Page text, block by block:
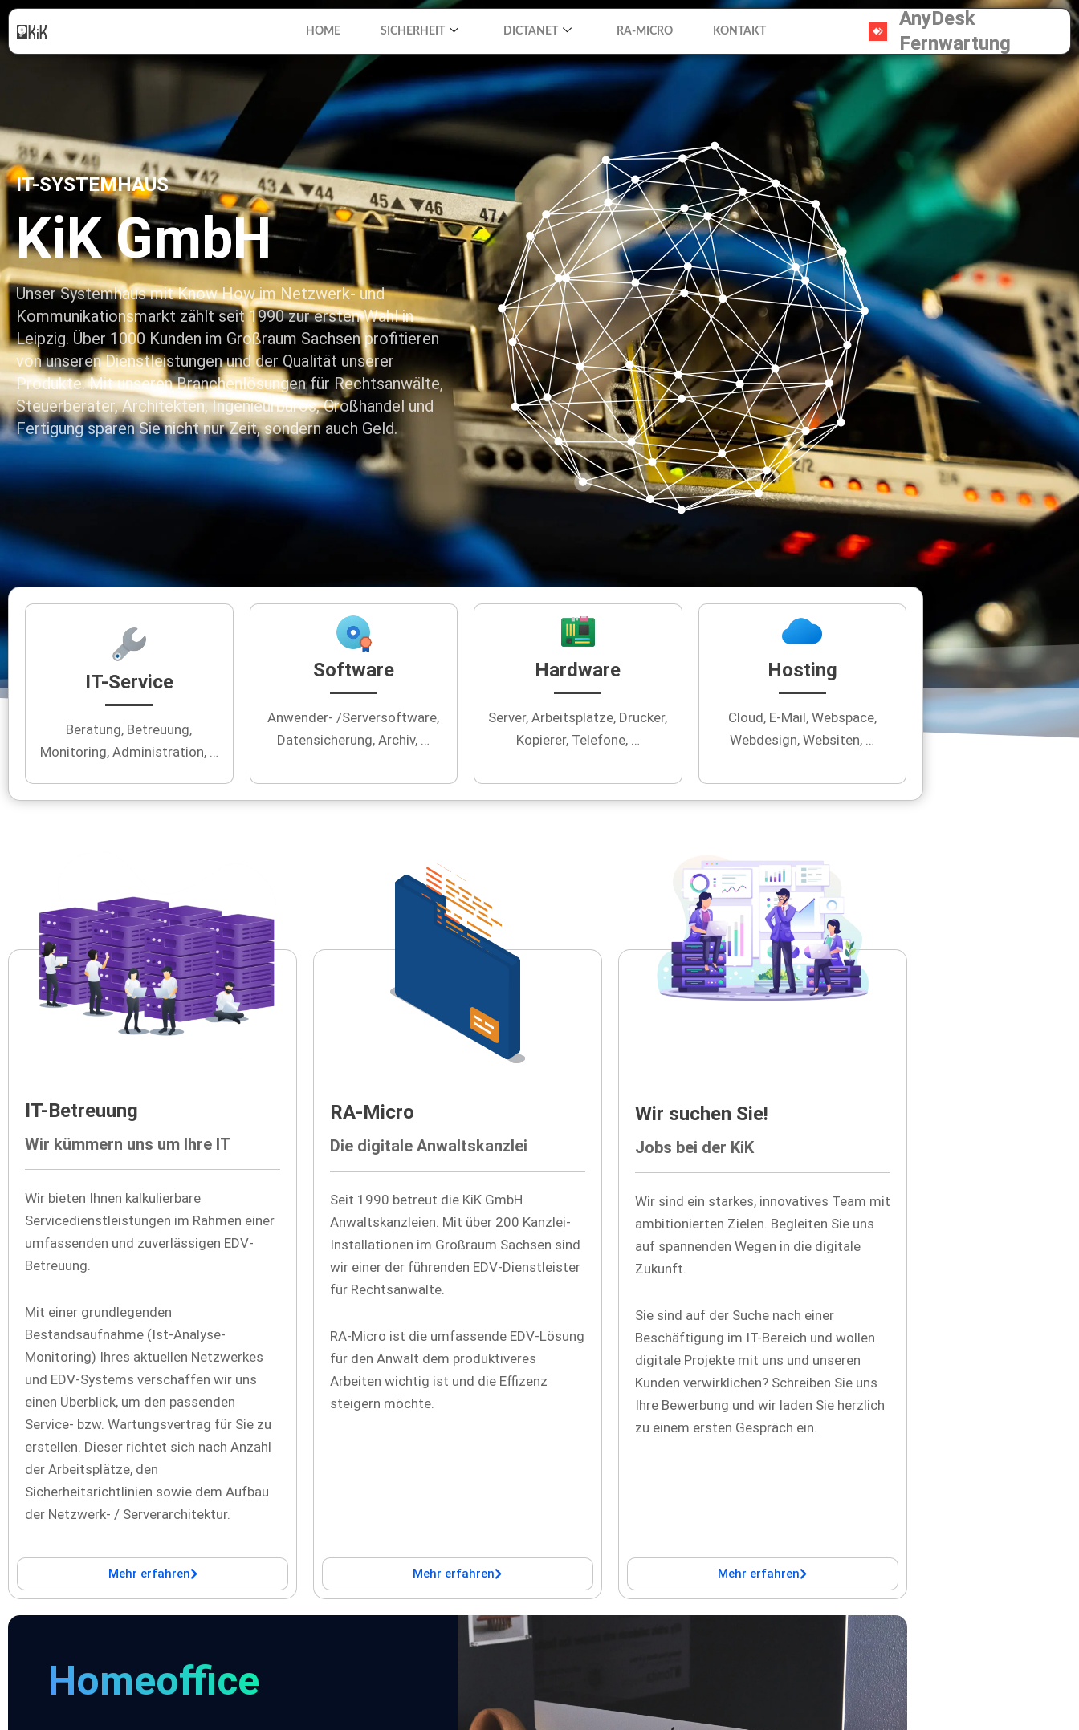
Zum
HOME SICHERHEIT DICTANET RA-MICRO KONTAKT
AnyDesk
Fernwartung
IT-SYSTEMHAUS
KiK GmbH
Unser Systemhaus mit Know How im Netzwerk- und
Kommunikationsmarkt zählt seit 1990 zur ersten Wahl in
Leipzig. Über 1000 Kunden im Großraum Sachsen profitieren
von unseren Dienstleistungen und der Qualität unserer
Produkte. Mit unseren Branchenlösungen für Rechtsanwälte,
Steuerberater, Architekten, Ingenieurbüros, Großhandel und
Fertigung sparen Sie nicht nur Zeit, sondern auch Geld.
IT-Service
Beratung, Betreuung,
Monitoring, Administration, …
Software
Anwender- /Serversoftware,
Datensicherung, Archiv, …
Hardware
Server, Arbeitsplätze, Drucker,
Kopierer, Telefone, …
Hosting
Cloud, E-Mail, Webspace,
Webdesign, Websiten, …
IT-Betreuung
Wir kümmern uns um Ihre IT
Wir bieten Ihnen kalkulierbare
Servicedienstleistungen im Rahmen einer
umfassenden und zuverlässigen EDV-
Betreuung.
Mit einer grundlegenden
Bestandsaufnahme (Ist-Analyse-
Monitoring) Ihres aktuellen Netzwerkes
und EDV-Systems verschaffen wir uns
einen Überblick, um den passenden
Service- bzw. Wartungsvertrag für Sie zu
erstellen. Dieser richtet sich nach Anzahl
der Arbeitsplätze, den
Sicherheitsrichtlinien sowie dem Aufbau
der Netzwerk- / Serverarchitektur.
Mehr erfahren
RA-Micro
Die digitale Anwaltskanzlei
Seit 1990 betreut die KiK GmbH
Anwaltskanzleien. Mit über 200 Kanzlei-
Installationen im Großraum Sachsen sind
wir einer der führenden EDV-Dienstleister
für Rechtsanwälte.
RA-Micro ist die umfassende EDV-Lösung
für den Anwalt dem produktiveres
Arbeiten wichtig ist und die Effizenz
steigern möchte.
Mehr erfahren
Wir suchen Sie!
Jobs bei der KiK
Wir sind ein starkes, innovatives Team mit
ambitionierten Zielen. Begleiten Sie uns
auf spannenden Wegen in die digitale
Zukunft.
Sie sind auf der Suche nach einer
Beschäftigung im IT-Bereich und wollen
digitale Projekte mit uns und unseren
Kunden verwirklichen? Schreiben Sie uns
Ihre Bewerbung und wir laden Sie herzlich
zu einem ersten Gespräch ein.
Mehr erfahren
Homeoffice